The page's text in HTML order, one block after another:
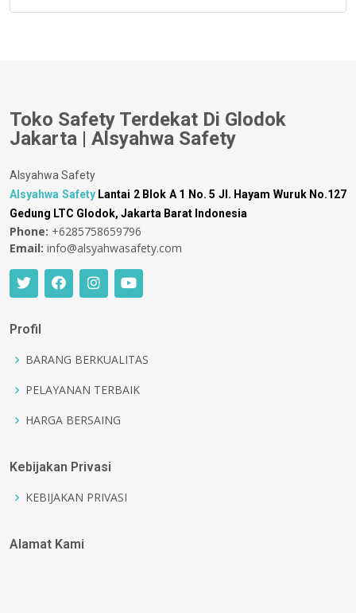
Toko Safety Terdekat Di Glodok
Jakarta | Alsyahwa Safety
Alsyahwa Safety
Alsyahwa Safety Lantai 2 Blok A 1 No. 5 Jl. Hayam Wuruk No.127
Gedung LTC Glodok, Jakarta Barat Indonesia
Phone: +6285758659796
Email: info@alsyahwasafety.com
Profil
BARANG BERKUALITAS
PELAYANAN TERBAIK
HARGA BERSAING
Kebijakan Privasi
KEBIJAKAN PRIVASI
Alamat Kami